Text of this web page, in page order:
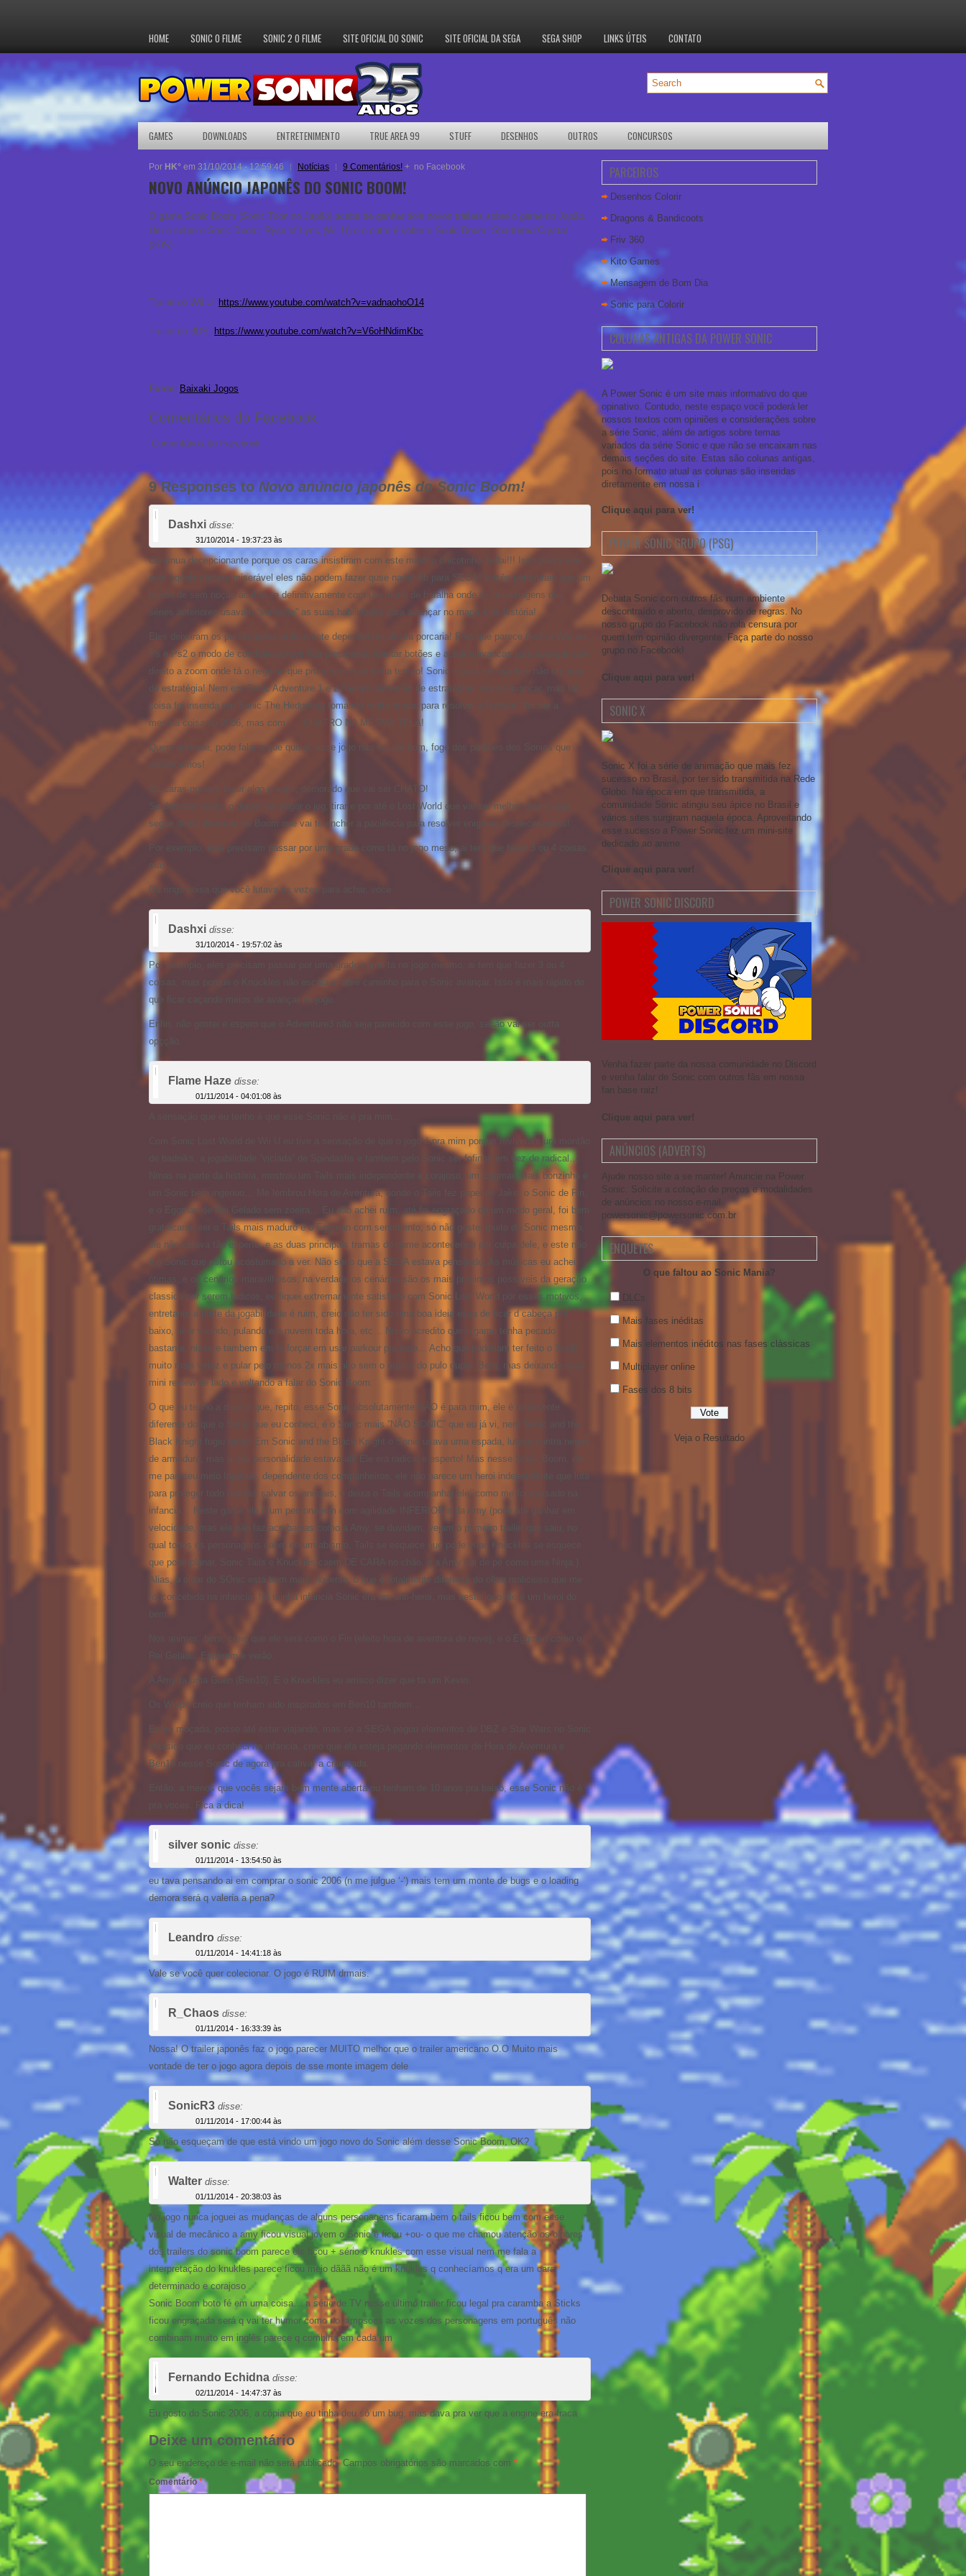
HOME SONIC O FILME SONIC 2 O FILME SITE OFICIAL DO SONIC SITE OFICIAL DA SEGA SEGA SHOP LINKS ÚTEIS CONTATO
GAMES DOWNLOADS ENTRETENIMENTO TRUE AREA 99 STUFF DESENHOS OUTROS CONCURSOS
Por HK° em 31/10/2014 - 12:59:46 Notícias 9 Comentários! + no Facebook
NOVO ANÚNCIO JAPONÊS DO SONIC BOOM!
O game Sonic Boom (Sonic Toon no Japão) acaba de ganhar dois novos trailers sobre o game no Japão.
Um é sobre o Sonic Boom: Ryse of Lyric (Wii U) e o outro é sobre o Sonic Boom: Sharttered Crystal
(3DS).
Trailer do Wii U: https://www.youtube.com/watch?v=vadnaohoO14
Trailer do 3DS: https://www.youtube.com/watch?v=V6oHNdimKbc
Fonte: Baixaki Jogos
Comentários do Facebook
Comentários do Facebook
9 Responses to Novo anúncio japonês do Sonic Boom!
Dashxi disse:
31/10/2014 - 19:37:23 às
Continua decepcionante porque os caras insistiram com este maldito chicotinho Jedai!!! Isso prova que
sem aquele chicote miserável eles não podem fazer quse nada! Ah para SEGA! Vocês permitiram que um
bando de sem noção acabasse definitivamente com um modo de batalha onde os personagens das
séries anteriores usavam “somente” as suas habilidades para avançar no mapa e na história!
Eles deixaram os personagens praticamete dependentes dessa porcaria! Fora que parece God of War do
Ps e Ps2 o modo de combate porque fica precisando apertar botões e achar alavancas para avançar com
direito a zoom onde tá o negócio que procuram! Isso toma tempo! Sonic é para ser rápido e não um jogo
de estratégia! Nem em Sonic Adventure 1 e 2 haviam sistemas de estratégias, era só avançar, mas tal
coisa foi inserida em Sonic The Hedgehog tomando muito tempo para resolver a história. Vai ser a
mesma coisa do 2006, mas com….. QUATRO NA MESMA TELA!
Quem defende, pode falar o que quiser, esse jogo não vai ser bom, foge dos padrões dos Sonics que
conhecemos!
Os caras querem fazer algo grande, demorado que vai ser CHATO!
Se demorar muito, o player vai pegar o jog, tirar e por até o Lost World que vai ser melhor pois o jogo
segue direto diferente de Boom que vai te encher a paciência para resolver enigmas desnecessários!
Por exemplo, eles precisam passar por uma grade como tá no jogo meso, ai tem que fazer 3 ou 4 coisas,
mas
Os rings coisa que você lutava as vezes para achar, voce
Dashxi disse:
31/10/2014 - 19:57:02 às
Por exemplo, eles precisam passar por uma grade como tá no jogo mesmo, ai tem que fazer 3 ou 4
coisas, mas porque o Knuckles não escala aí abre caminho para o Sonic avançar. Isso é mais rápido do
que ficar caçando meios de avançar no jogo.
Enfin, não gostei e espero que o Adventure3 não seja parecido com esse jogo, senão vai ser outta
opçção.
Flame Haze disse:
01/11/2014 - 04:01:08 às
Com Sonic Lost World de Wii U eu tive a sensação de que o jogo é pra mim porque reviveram um montão
de badniks, a jogabilidade ”viciada” de Spindashs e tambem pelo Sonic ser fofinho em vez de radical…
Nmas na parte da história, mostrou um Tails mais independente e corajoso, um Eggman mais bonzinho e
um Sonic bem ingenuo… Me lembrou Hora de Aventura, aonde o Tails fez papel de Jake, o Sonic de Fin,
e o Eggman de Rei Gelado sem zoeira… Eu não achei ruim, até foi engraçado de um modo geral, foi bem
gratificante ver o Tails mais maduro e o Eggman com sentimento, só não gostei muito do Sonic mesmo,
ele não estava tão esperto, e as duas principais tramas do game aconteceram por culpa dele, e este não
é o Sonic que estou acostumado a ver. Não sei o que a SEGA estava pensando. As músicas eu achei
ótimas, e os cenários maravilhosos, na verdade os cenários são os mais proximos possíveis da geração
classica por serem ludicos, eu fiquei extremamente satisfeito com Sonic Lost World por esses motivos,
entretanto a parte da jogabilidade é ruim, creio não ter sido uma boa ideia essa de ficar d cabeça pra
baixo, ficar voando, pulando em nuvem toda hora, etc… Nisso acredito que o game tenha pecado
bastante, nisso e tambem em te forçar em usar parkour pra tudo… Acho que poderiam ter feito o Sonic
muito mais veloz e pular pelo menos 2x mais alto sem o auxilio do pulo duplo. Bem, mas deixando esse
mini review de lado e voltando a falar do Sonic Boom:
O que eu tenho a dizer é que, repito, esse Sonic absolutamente NÃO é para mim, ele é totalmente
diferente do que o Sonic que eu conheci, é o Sonic mais ”NÃO SONIC” que eu já vi, nem Sonic and the
Black Knight fugiu tanto! Em Sonic and the Black Knight o Sonic usava uma espada, lutava contra negos
de armadura, mas a sua personalidade estava ali! Ele era radical e esperto! Mas nesse Sonic Boom, ele
me pareceu meio Ingenuo, dependente dos companheiros, ele não parece um heroi independente que luta
para proteger todo mundo, salvar os animais, e deixa o Tails acompanhar ele, como me foi passado na
infancia… Neste game ele é um personagem com agilidade INFERIOR a da Amy (pode até ganhar em
velocidade, mas ele não faz acrobacias como a Amy, se duvidam, vejam o primeiro trailer que saiu, no
qual todos os personagens caem de um abismo, Tails se esquece que pode voar, Knuckles se esquece
que pode planar, Sonic Tails e Knuckles caem DE CARA no chão, e a Amy cai de pé como uma Ninja.)
Alias, o olhar do SOnic está bem mais inocente, o que é totalmente diferente do olhar malicioso que me
foi concebido na infancia. Na minha infancia Sonic era um anti-heroi, mas neste jogo ele é um heroi do
bem.
Nos animes, bem, creio que ele será como o Fin (efeito hora de aventura de novo), e o Eggman como o
Rei Gelado. Esperem e verão.
A Amy ta uma Guen (Ben10). E o Knuckles eu arrisco dizer que ta um Kevin.
Os Wisps creio que tenham sido inspirados em Ben10 tambem…
Enfim moçada, posso até estar viajando, mas se a SEGA pegou elementos de DBZ e Star Wars no Sonic
classico que eu conheci na infancia, creio que ela esteja pegando elementos de Hora de Aventura e
Ben10 nesse Sonic de agora pra cativar a criançada.
Então, a menos que vocês sejam bem mente aberta ou tenham de 10 anos pra baixo, esse Sonic não é
pra voces. Fica a dica!
silver sonic disse:
01/11/2014 - 13:54:50 às
eu tava pensando ai em comprar o sonic 2006 (n me julgue ‘-‘) mais tem um monte de bugs e o loading
demora será q valeria a pena?
Leandro disse:
01/11/2014 - 14:41:18 às
Vale se você quer colecionar. O jogo é RUIM drmais.
R_Chaos disse:
01/11/2014 - 16:33:39 às
Nossa! O trailer japonês faz o jogo parecer MUITO melhor que o trailer americano O.O Muito mais
vontade de ter o jogo agora depois de sse monte imagem dele
SonicR3 disse:
01/11/2014 - 17:00:44 às
Só não esqueçam de que está vindo um jogo novo do Sonic além desse Sonic Boom, OK?
Walter disse:
01/11/2014 - 20:38:03 às
No jogo nunca joguei as mudanças de alguns personagens ficaram bem o tails ficou bem com esse
visual de mecânico a amy ficou visual jovem o Sonic é ficou +ou- o que me chamou atenção os olhares
dos trailers do sonic boom parece ele ficou + sério o knukles com esse visual nem me fala a
interpretação do knukles parece ficou meio dããã não é um knukles q conhecíamos q era um cara
determinado e corajoso
Sonic Boom boto fé em uma coisa… a série de TV nesse último trailer ficou legal pra caramba a Sticks
ficou engraçada será q vai ter humor como no simpsons as vozes dos personagens em português não
combinam muito em inglês parece q combina em cada um
Fernando Echidna disse:
02/11/2014 - 14:47:37 às
Eu gosto do Sonic 2006, a cópia que eu tinha deu só um bug, mas dava pra ver que a engine era fraca
Deixe um comentário
O seu endereço de e-mail não será publicado. Campos obrigatórios são marcados com *
Comentário*
PARCEIROS
Desenhos Colorir
Dragons & Bandicoots
Friv 360
Kito Games
Mensagem de Bom Dia
Sonic para Colorir
COLUNAS ANTIGAS DA POWER SONIC
A Power Sonic é um site mais informativo do que
opinativo. Contudo, neste espaço você poderá ler
nossos textos com opiniões e considerações sobre
a série Sonic, além de artigos sobre temas
variados da série Sonic e que não se encaixam nas
demais seções do site. Estas são colunas antigas,
pois no formato atual as colunas são inseridas
diretamente em nossa i
Clique aqui para ver!
POWER SONIC GRUPO (PSG)
Debata Sonic com outros fãs num ambiente
descontraído e aberto, desprovido de regras. No
nosso grupo do Facebook não rola censura por
quem tem opinião divergente. Faça parte do nosso
grupo no Facebook!
Clique aqui para ver!
SONIC X
Sonic X foi a série de animação que mais fez
sucesso no Brasil, por ter sido transmitida na Rede
Globo. Na época em que transmitida, a
comunidade Sonic atingiu seu ápice no Brasil e
vários sites surgiram naquela época. Aproveitando
esse sucesso a Power Sonic fez um mini-site
dedicado ao anime.
Clique aqui para ver!
POWER SONIC DISCORD
Venha fazer parte da nossa comunidade no Discord
e venha falar de Sonic com outros fãs em nossa
fan base raiz!
Clique aqui para ver!
ANÚNCIOS (ADVERTS)
Ajude nosso site a se manter! Anuncie na Power
Sonic. Solicite a cotação de preços e modalidades
de anúncios no nosso e-mail
powersonic@powersonic.com.br
ENQUETES
O que faltou ao Sonic Mania?
DLCs
Mais fases inéditas
Mais elementos inéditos nas fases clássicas
Multiplayer online
Fases dos 8 bits
Veja o Resultado